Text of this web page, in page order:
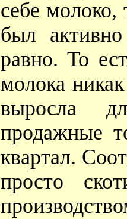
себе молоко,
был
равно. То
молока
выросла
продажные
квартал.
просто